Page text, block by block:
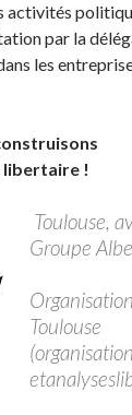
par la
les
libertaire !
Toulouse,
Groupe
Toulouse